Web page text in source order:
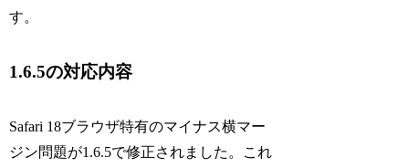
す。
1.6.5の対応内容
Safari 18ブラウザ特有のマイナス横マー
ジン問題が1.6.5で修正されました。これ